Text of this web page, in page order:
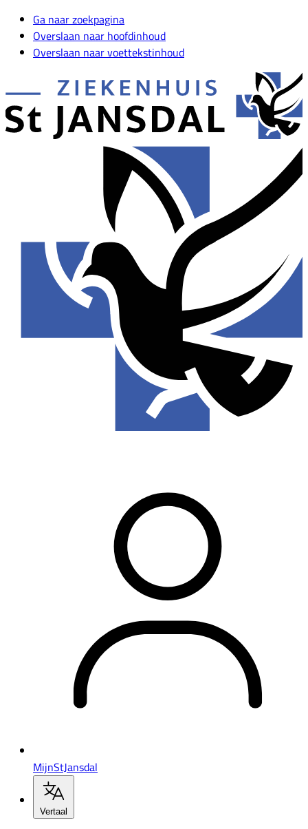
Ga naar zoekpagina
Overslaan naar hoofdinhoud
Overslaan naar voettekstinhoud
MijnStJansdal
Vertaal